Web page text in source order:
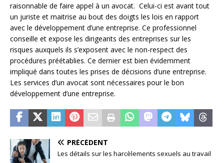
raisonnable de faire appel à un avocat. Celui-ci est avant tout
un juriste et maitrise au bout des doigts les lois en rapport
avec le développement d’une entreprise. Ce professionnel
conseille et expose les dirigeants des entreprises sur les
risques auxquels ils s’exposent avec le non-respect des
procédures préétablies. Ce dernier est bien évidemment
impliqué dans toutes les prises de décisions d’une entreprise.
Les services d’un avocat sont nécessaires pour le bon
développement d’une entreprise.
PRÉCÉDENT
Les détails sur les harcèlements sexuels au travail